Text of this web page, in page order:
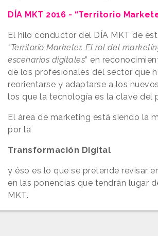
DÍA MKT 2016 - “Territorio
El hilo conductor del DÍA MKT de
“Territorio Marketer. El rol del
escenarios digitales” en
de los profesionales del sector que
reorientarse y adaptarse a los
los que la tecnología es la clave del
El área de marketing está siendo la
por la
Transformación Digital
y éso es lo que se pretende revisar
en las ponencias que tendrán lugar
MKT.